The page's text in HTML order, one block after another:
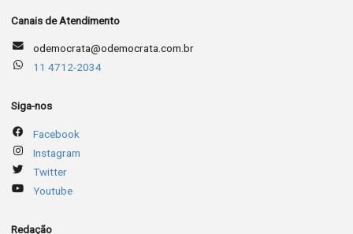
Canais de Atendimento
odemocrata@odemocrata.com.br
11 4712-2034
Siga-nos
Facebook
Instagram
Twitter
Youtube
Redação